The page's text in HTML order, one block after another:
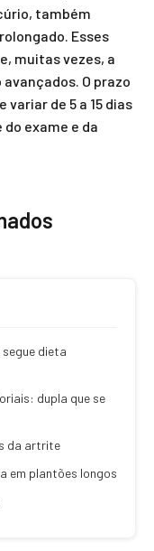
também
Esses
muitas vezes, a
O prazo
de 5 a 15 dias
exame e da
segue dieta
dupla que se
da artrite
em plantões longos